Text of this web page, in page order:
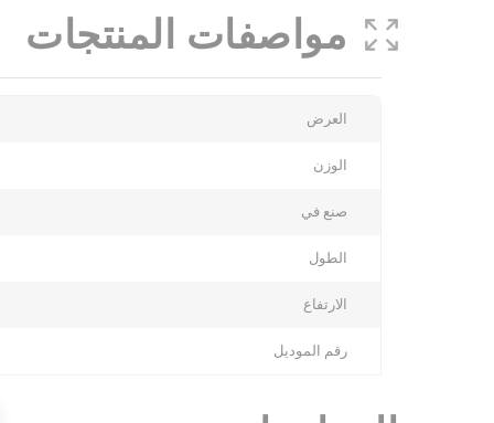
مواصفات المنتجات
العرض
الوزن
صنع في
الطول
الارتفاع
رقم الموديل